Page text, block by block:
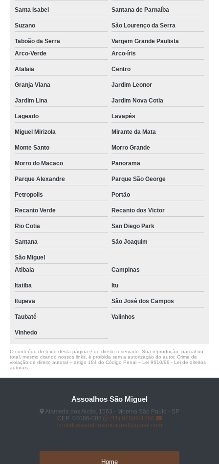
Santa Isabel Santana de Parnaíba
Suzano São Lourenço da Serra
Taboão da Serra
Vargem Grande Paulista
Arco-Verde
Arco-íris
Atalaia Centro
Granja Viana Jardim Leonor
Jardim Lina Jardim Nova Cotia
Lageado Lavapés
Miguel Mirizola Mirante da Mata
Monte Santo Morro Grande
Morro do Macaco Panorama
Parque Alexandre Parque São George
Petropolis Portão
Recanto Verde Recanto dos Victor
Rio Cotia San Diego Park
Santana São Joaquim
São Miguel
Atibaia
Campinas
Itatiba Itu
Itupeva São José dos Campos
Taubaté Valinhos
Vinhedo
O conteúdo do texto desta página é de direito reservado. Sua reprodução, parcial ou
total, mesmo citando nossos links, é proibida sem a autorização do autor. Crime de
violação de direito autoral – artigo 184 do Código Penal – Lei 9610/98 - Lei de direitos
autorais
Assoalhos São Miguel
Alameda dos Aicás, 1563 - Moema São Paulo - SP
CEP: 04086-003
(11) 97589-1666
contatoassoalhosaomiguel@gmail.com
Home